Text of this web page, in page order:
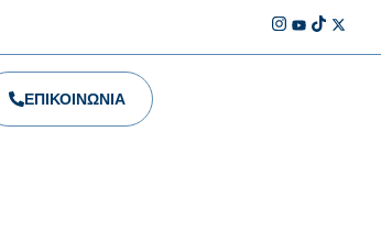
ΕΠΙΚΟΙΝΩΝΙΑ